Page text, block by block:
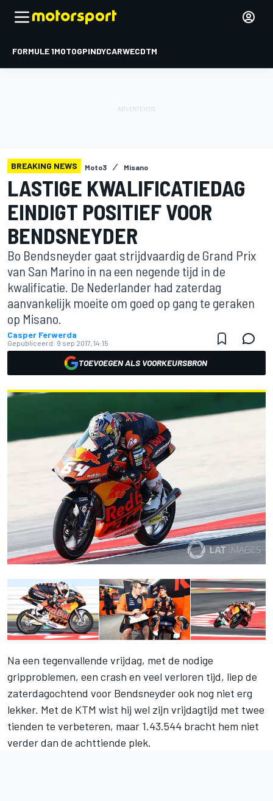
FORMULE 1MOTOGPINDYCARWECDTM
BREAKING NEWS Moto3 Misano
LASTIGE KWALIFICATIEDAG
EINDIGT POSITIEF VOOR
BENDSNEYDER
Bo Bendsneyder gaat strijdvaardig de Grand Prix
van San Marino in na een negende tijd in de
kwalificatie. De Nederlander had zaterdag
aanvankelijk moeite om goed op gang te geraken
op Misano.
Casper Ferwerda
Gepubliceerd: 9 sep 2017, 14:15
TOEVOEGEN ALS VOORKEURSBRON
Na een tegenvallende vrijdag, met de nodige
gripproblemen, een crash en veel verloren tijd, liep de
zaterdagochtend voor Bendsneyder ook nog niet erg
lekker. Met de KTM wist hij wel zijn vrijdagtijd met twee
tienden te verbeteren, maar 1.43.544 bracht hem niet
verder dan de achttiende plek.